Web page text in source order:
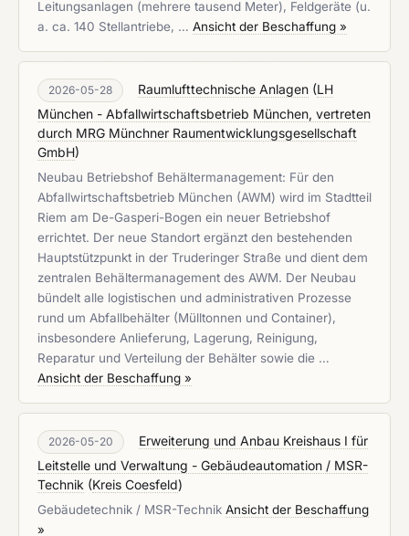
Leitungsanlagen (mehrere tausend Meter), Feldgeräte (u.
a. ca. 140 Stellantriebe, … Ansicht der Beschaffung »
2026-05-28 Raumlufttechnische Anlagen (LH
München - Abfallwirtschaftsbetrieb München, vertreten
durch MRG Münchner Raumentwicklungsgesellschaft
GmbH)
Neubau Betriebshof Behältermanagement: Für den
Abfallwirtschaftsbetrieb München (AWM) wird im Stadtteil
Riem am De-Gasperi-Bogen ein neuer Betriebshof
errichtet. Der neue Standort ergänzt den bestehenden
Hauptstützpunkt in der Truderinger Straße und dient dem
zentralen Behältermanagement des AWM. Der Neubau
bündelt alle logistischen und administrativen Prozesse
rund um Abfallbehälter (Mülltonnen und Container),
insbesondere Anlieferung, Lagerung, Reinigung,
Reparatur und Verteilung der Behälter sowie die …
Ansicht der Beschaffung »
2026-05-20
Erweiterung und Anbau Kreishaus I für
Leitstelle und Verwaltung - Gebäudeautomation / MSR-
Technik (Kreis Coesfeld)
Gebäudetechnik / MSR-Technik Ansicht der Beschaffung
»